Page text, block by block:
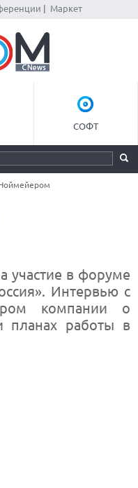
Маркет
СОФТ
участие в форуме
Интервью с
компании о
планах работы в